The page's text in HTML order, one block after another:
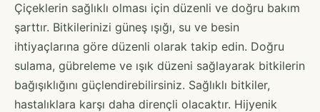
Çiçeklerin sağlıklı olması için düzenli ve doğru bakım
şarttır. Bitkilerinizi güneş ışığı, su ve besin
ihtiyaçlarına göre düzenli olarak takip edin. Doğru
sulama, gübreleme ve ışık düzeni sağlayarak bitkilerin
bağışıklığını güçlendirebilirsiniz. Sağlıklı bitkiler,
hastalıklara karşı daha dirençli olacaktır. Hijyenik